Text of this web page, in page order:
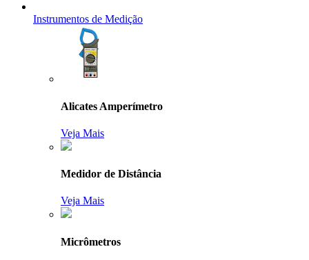
Instrumentos de Medição
Alicates Amperímetro
Veja Mais
Medidor de Distância
Veja Mais
Micrômetros